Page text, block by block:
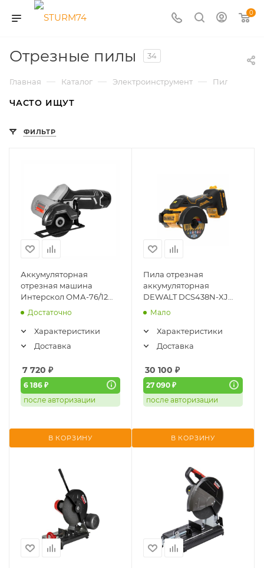
0
Отрезные пилы 34
Главная — Каталог — Электроинструмент — Пилы
ЧАСТО ИЩУТ
ФИЛЬТР
Аккумуляторная
отрезная машина
Интерскол ОМА-76/12
АПИ-Т 810.2.2.70 (Li-ion, 2
АКБx2А/ч + ЗУ, кейс)
Достаточно
Характеристики
Доставка
7 720 ₽
6 186 ₽
после авторизации
В КОРЗИНУ
Пила отрезная
аккумуляторная
DEWALT DCS438N-XJ
(18В, 76мм, 20000об/
Мало
Характеристики
Доставка
30 100 ₽
27 090 ₽
после авторизации
В КОРЗИНУ